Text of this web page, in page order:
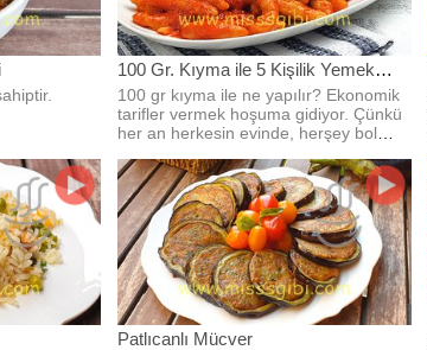
100 Gr. Kıyma ile 5 Kişilik Yemek
Tarifi
100 gr kıyma ile ne yapılır? Ekonomik
tarifler vermek hoşuma gidiyor. Çünkü
her an herkesin evinde, herşey bol
Patlıcanlı Mücver